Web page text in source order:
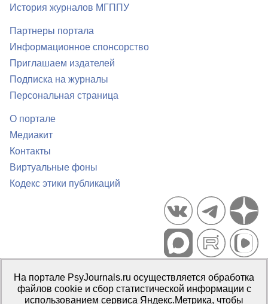
История журналов МГППУ
Партнеры портала
Информационное спонсорство
Приглашаем издателей
Подписка на журналы
Персональная страница
О портале
Медиакит
Контакты
Виртуальные фоны
Кодекс этики публикаций
Портал психологических изданий PsyJournals.ru, 2007–2026
Правила использования материалов
Свидетельство регистрации СМИЭл № ФС77-66447 от 14 июля
На портале PsyJournals.ru осуществляется обработка
файлов cookie и сбор статистической информации с
использованием сервиса Яндекс.Метрика, чтобы